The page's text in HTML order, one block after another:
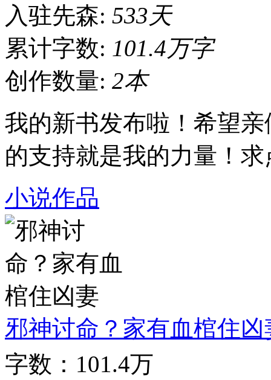
入驻先森: 533天
累计字数: 101.4万字
创作数量: 2本
我的新书发布啦！希望
的支持就是我的力量！
小说作品
邪神讨命？家有血棺住凶
字数：101.4万